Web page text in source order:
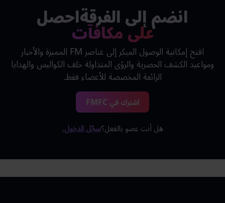
انضم إلى الفرقةاحصل
على مكافآت
افتح إمكانية الوصول المبكر إلى عناصر FM المميزة والأخبار
ومواعيد الكشف الحصرية والرؤى المتداولة خلف الكواليس والهدايا
الرائعة المخصصة للأعضاء فقط.
اشترك في FMFC
هل أنت عضو بالفعل؟سجّل الدخول.